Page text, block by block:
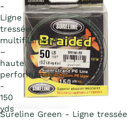
-
Ligne
tressée
multifilament
–
haute
performance
-
150
yds
Sureline Green - Ligne tressée